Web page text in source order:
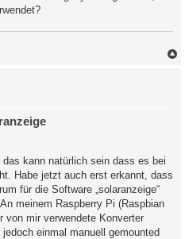
kann natürlich sein dass es bei
Habe jetzt auch erst erkannt, dass
für die Software „solaranzeige“
meinem Raspberry Pi (Raspbian
von mir verwendete Konverter
einmal manuell gemounted